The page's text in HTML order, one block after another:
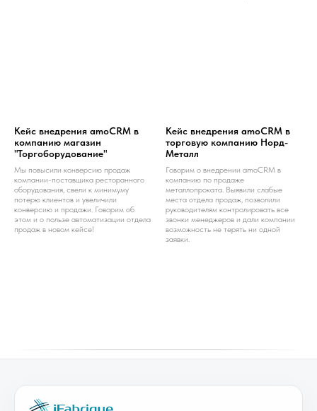
Кейс внедрения amoCRM в
компанию магазин
"Торгоборудование"
Мы повысили конверсию продаж
компании-поставщика ресторанного
оборудования, свели к минимуму
потерю клиентов и увеличили
конверсию и продажи. Говорим об
этом и о пользе автоматизации отдела
продаж в новом кейсе!
Кейс внедрения amoCRM в
торговую компанию Норд-
Металл
Говорим о внедрении amoCRM в
компанию по продаже
металлопроката. Выявили слабые
места отдела продаж, позволили
руководителям контролировать все
звонки менеджеров и дали компании
возможность не терять ни одной
заявки.